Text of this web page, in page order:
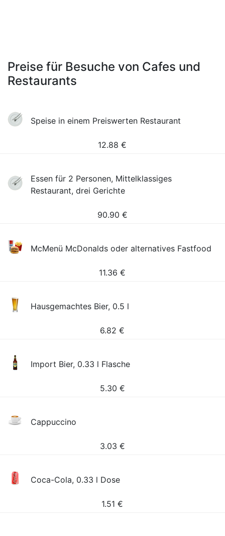
Preise für Besuche von Cafes und
Restaurants
Speise in einem Preiswerten Restaurant
12.88 €
Essen für 2 Personen, Mittelklassiges
Restaurant, drei Gerichte
90.90 €
McMenü McDonalds oder alternatives Fastfood
11.36 €
Hausgemachtes Bier, 0.5 l
6.82 €
Import Bier, 0.33 l Flasche
5.30 €
Cappuccino
3.03 €
Coca-Cola, 0.33 l Dose
1.51 €